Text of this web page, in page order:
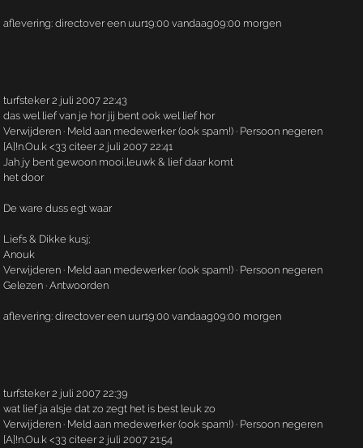
aflevering: directover een uur19:00 vandaag09:00 morgen
turfsteker 2 juli 2007 22:43
das wel lief van je hor jij bent ook wel lief hor
Verwijderen · Meld aan medewerker (ook spam!) · Persoon negeren
[A]!n.­Ou.­k <33 citeer 2 juli 2007 22:41
Jah jy bent gewoon mooi,leuwk & lief daar komt
het door
De ware duss egt waar
Liefs & Dikke kusj;
Anouk
Verwijderen · Meld aan medewerker (ook spam!) · Persoon negeren
Gelezen · Antwoorden
aflevering: directover een uur19:00 vandaag09:00 morgen
turfsteker 2 juli 2007 22:39
wat lief ja alsje dat zo zegt het is best leuk zo
Verwijderen · Meld aan medewerker (ook spam!) · Persoon negeren
[A]!n.­Ou.­k <33 citeer 2 juli 2007 21:54